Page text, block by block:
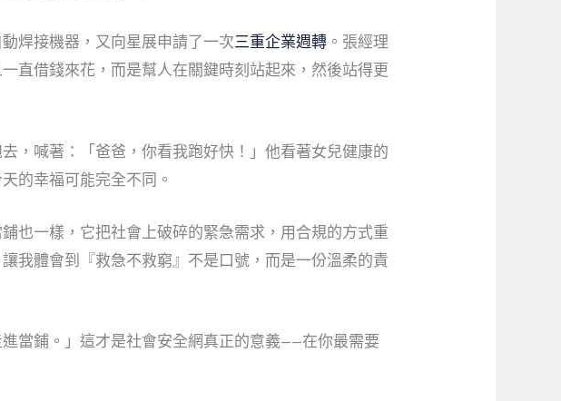
焊接機器，又向星展申請了一次三重企業週轉 。張經理
直借錢來花，而是幫人在關鍵時刻站起來，然後站得更
，喊著：「爸爸，你看我跑好快！」他看著女兒健康的
的幸福可能完全不同。
也一樣，它把社會上破碎的緊急需求，用合規的方式重
我體會到『救急不救窮』不是口號，而是一份溫柔的責
當鋪。」這才是社會安全網真正的意義——在你最需要